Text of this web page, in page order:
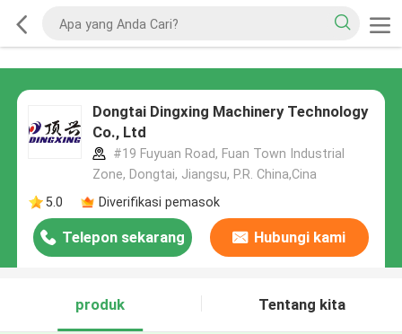
Dongtai Dingxing Machinery Technology
Co., Ltd
#19 Fuyuan Road, Fuan Town Industrial
Zone, Dongtai, Jiangsu, P.R. China,Cina
5.0
Diverifikasi pemasok
Telepon sekarang Hubungi kami
produk Tentang kita